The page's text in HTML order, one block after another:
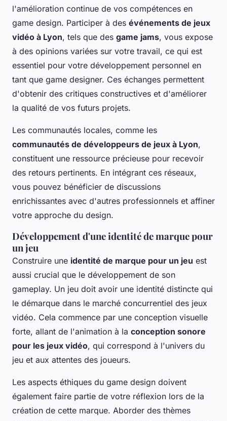
l'amélioration continue de vos compétences en
game design. Participer à des événements de jeux
vidéo à Lyon, tels que des game jams, vous expose
à des opinions variées sur votre travail, ce qui est
essentiel pour votre développement personnel en
tant que game designer. Ces échanges permettent
d'obtenir des critiques constructives et d'améliorer
la qualité de vos futurs projets.
Les communautés locales, comme les
communautés de développeurs de jeux à Lyon,
constituent une ressource précieuse pour recevoir
des retours pertinents. En intégrant ces réseaux,
vous pouvez bénéficier de discussions
enrichissantes avec d'autres professionnels et affiner
votre approche du design.
Développement d'une identité de marque pour
un jeu
Construire une identité de marque pour un jeu est
aussi crucial que le développement de son
gameplay. Un jeu doit avoir une identité distincte qui
le démarque dans le marché concurrentiel des jeux
vidéo. Cela commence par une conception visuelle
forte, allant de l'animation à la conception sonore
pour les jeux vidéo, qui correspond à l'univers du
jeu et aux attentes des joueurs.
Les aspects éthiques du game design doivent
également faire partie de votre réflexion lors de la
création de cette marque. Aborder des thèmes